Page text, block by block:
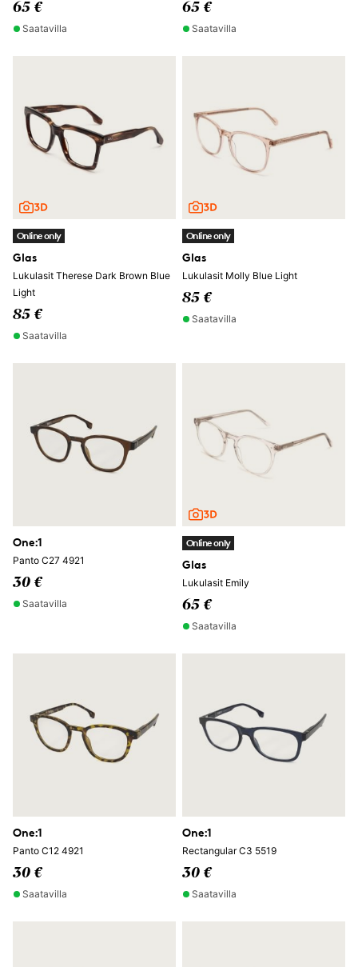
65 €
Saatavilla
65 €
Saatavilla
Online only
Glas
Lukulasit Therese Dark Brown Blue
Light
85 €
Saatavilla
Online only
Glas
Lukulasit Molly Blue Light
85 €
Saatavilla
One:1
Panto C27 4921
30 €
Saatavilla
Online only
Glas
Lukulasit Emily
65 €
Saatavilla
One:1
Panto C12 4921
30 €
Saatavilla
One:1
Rectangular C3 5519
30 €
Saatavilla